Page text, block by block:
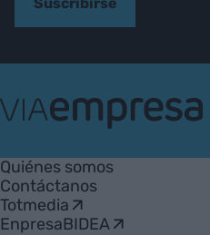
Empresa
Quiénes somos
Contáctanos
Totmedia
EnpresaBIDEA